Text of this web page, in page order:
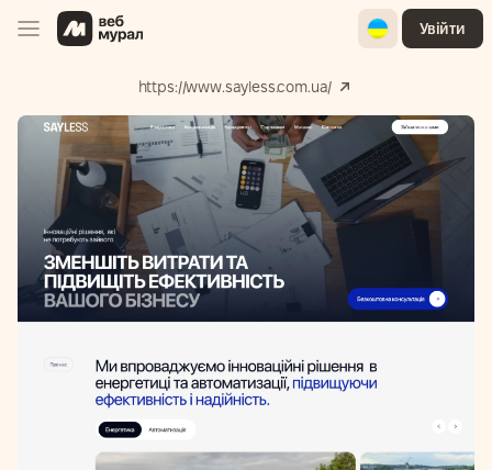
UkrainianУвійти
https://www.sayless.com.ua/